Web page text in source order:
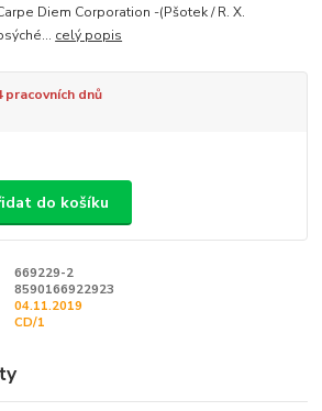
Diem Corporation -(Pšotek / R. X.
celý popis
pracovních dnů
do košíku
669229-2
8590166922923
04.11.2019
CD/1